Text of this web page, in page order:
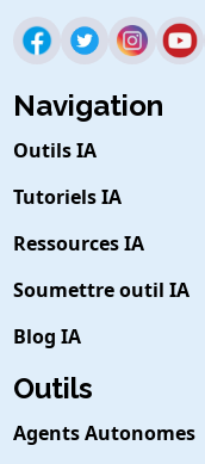
Navigation
Outils IA
Tutoriels IA
Ressources IA
Soumettre outil IA
Blog IA
Outils
Agents Autonomes